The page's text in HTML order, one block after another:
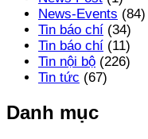
News-Events (84)
Tin báo chí (34)
Tin báo chí (11)
Tin nội bộ (226)
Tin tức (67)
Danh mục